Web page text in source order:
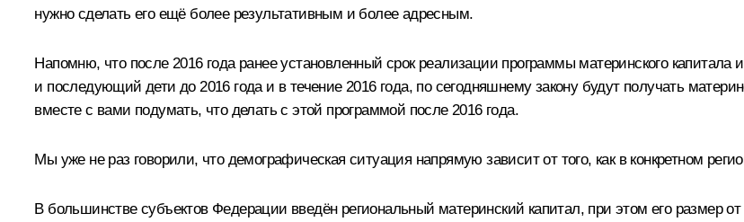
нужно сделать его ещё более результативным и более адресным.
Напомню, что после 2016 года ранее установленный срок реализации программы материнского капитала
и последующий дети до 2016 года и в течение 2016 года, по сегодняшнему закону будут получать
вместе с вами подумать, что делать с этой программой после 2016 года.
Мы уже не раз говорили, что демографическая ситуация напрямую зависит от того, как в конкретном
В большинстве субъектов Федерации введён региональный материнский капитал, при этом его размер